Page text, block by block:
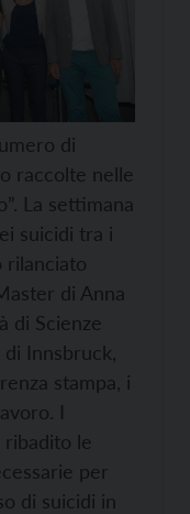
di
raccolte nelle
La settimana
suicidi tra i
rilanciato
di Anna
di Scienze
Innsbruck,
stampa, i
I
le
per
di suicidi in